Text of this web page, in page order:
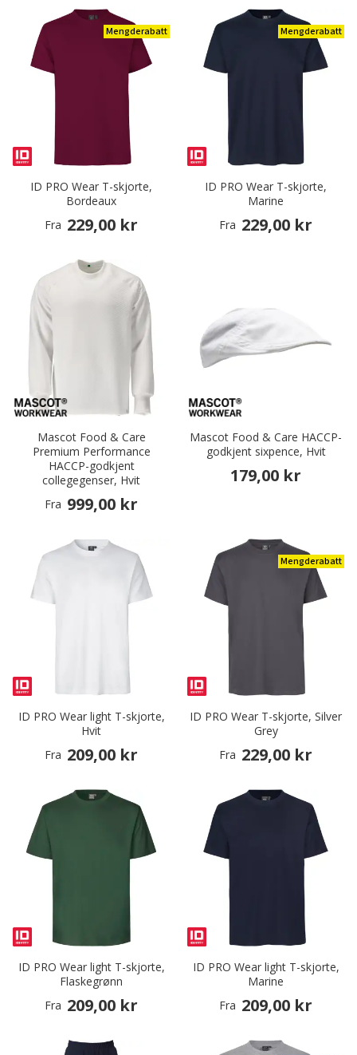
Mengderabatt
ID PRO Wear T-skjorte,
Bordeaux
Fra 229,00 kr
Mengderabatt
ID PRO Wear T-skjorte,
Marine
Fra 229,00 kr
Mascot Food & Care
Premium Performance
HACCP-godkjent
collegegenser, Hvit
Fra 999,00 kr
Mascot Food & Care HACCP-
godkjent sixpence, Hvit
179,00 kr
ID PRO Wear light T-skjorte,
Hvit
Fra 209,00 kr
Mengderabatt
ID PRO Wear T-skjorte, Silver
Grey
Fra 229,00 kr
ID PRO Wear light T-skjorte,
Flaskegrønn
Fra 209,00 kr
ID PRO Wear light T-skjorte,
Marine
Fra 209,00 kr